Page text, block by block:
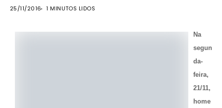
25/11/2016 1 MINUTOS LIDOS
Na
segun
da-
feira,
21/11,
home